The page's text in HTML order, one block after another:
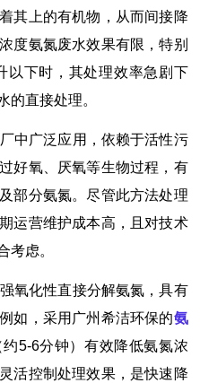
其上的有机物，从而间接降
度氨氮废水效果有限，特别
以下时，其处理效率急剧下
的直接处理。
中广泛应用，依赖于活性污
好氧、厌氧等生物过程，有
部分氨氮。尽管此方法处理
运营维护成本高，且对技术
考虑。
氧化性直接分解氨氮，具有
如，采用广州希洁环保的氨
约5-6分钟）有效降低氨氮浓
活控制处理效果，是快速降